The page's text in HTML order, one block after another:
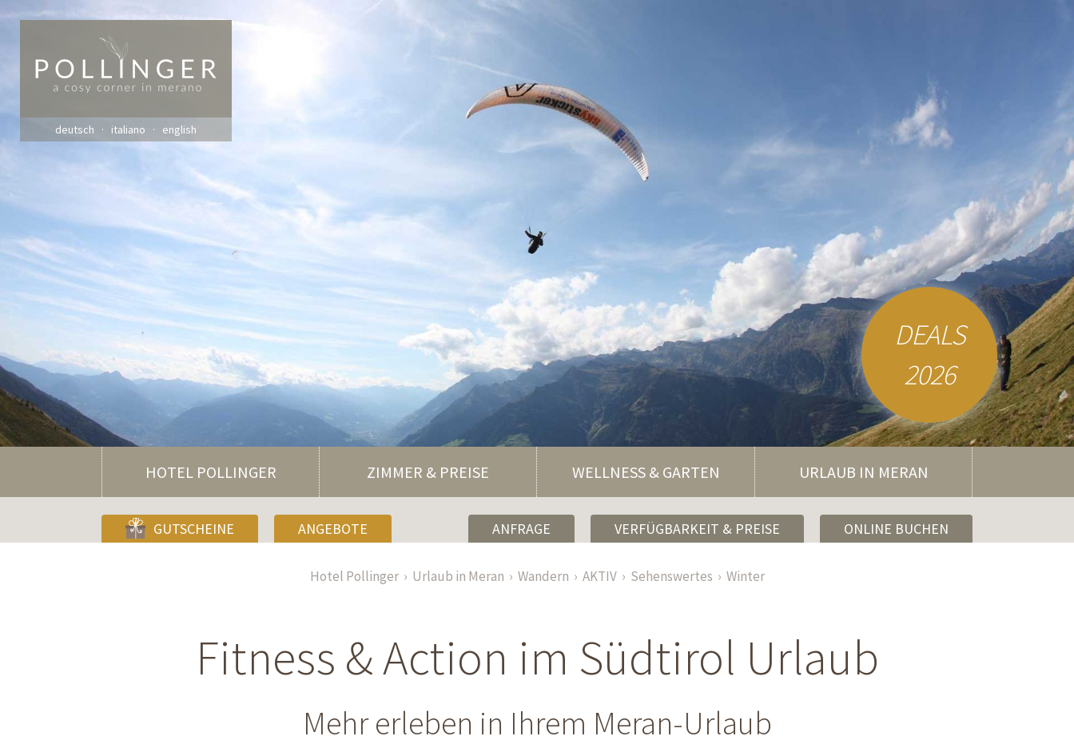
deutsch italiano english
DEALS
2026
HOTEL POLLINGER ZIMMER & PREISE WELLNESS & GARTEN URLAUB IN MERAN
GUTSCHEINE ANGEBOTE ONLINE BUCHEN
VERFÜGBARKEIT & PREISE
ANFRAGE
Hotel Pollinger Urlaub in Meran Wandern AKTIV Sehenswertes Winter
Fitness & Action im Südtirol Urlaub
Mehr erleben in Ihrem Meran-Urlaub